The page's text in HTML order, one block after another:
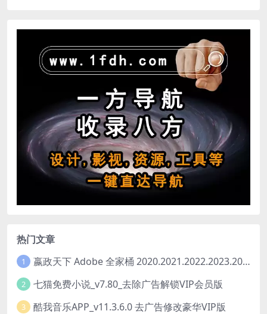
热门文章
1 嬴政天下 Adobe 全家桶 2020.2021.2022.2023.2024.2025大师版（2025年08月版 ）
2 七猫免费小说_v7.80_去除广告解锁VIP会员版
3 酷我音乐APP_v11.3.6.0 去广告修改豪华VIP版